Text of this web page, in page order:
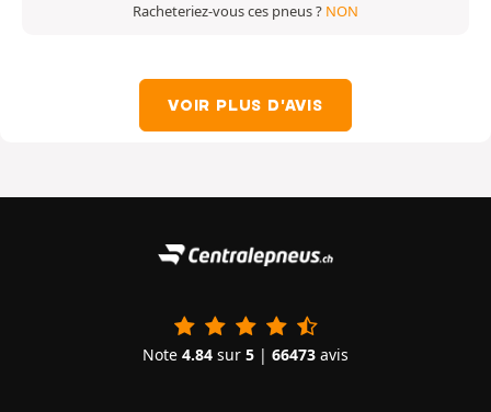
Racheteriez-vous ces pneus ? NON
VOIR PLUS D'AVIS
Note 4.84 sur 5 | 66473 avis